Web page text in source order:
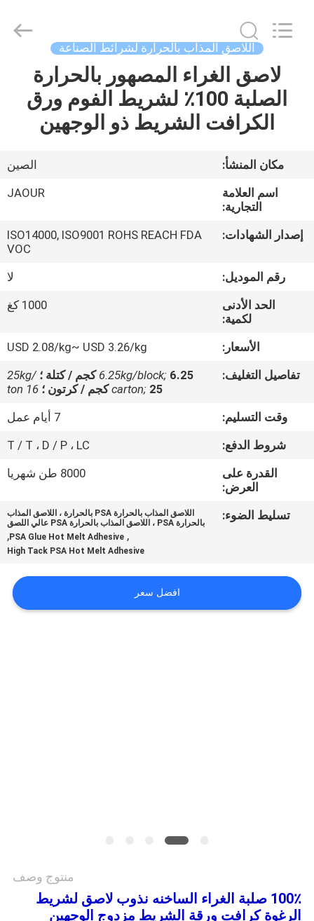
منتجات
معلومات
جولة
مراقبة
اتصل
أخبار
القضايا
اطلب
أسعار
Adhesive
Products
اللاصق المذاب بالحرارة لشرائط الصناعة
لاصق الغراء المصهور بالحرارة
الصلبة 100٪ لشريط الفوم ورق
الكرافت الشريط ذو الوجهين
مكان المنشأ:
الصين
اسم العلامة
التجارية:
JAOUR
إصدار الشهادات:
ISO14000, ISO9001 ROHS REACH FDA
VOC
رقم الموديل:
لا
الحد الأدنى
لكمية:
1000 كغ
الأسعار:
USD 2.08/kg~ USD 3.26/kg
تفاصيل التغليف:
6.25kg/block; 6.25 كجم / كتلة ؛
25kg/
carton; 25 كجم / كرتون ؛
16 ton
وقت التسليم:
7 أيام عمل
شروط الدفع:
T / T ، D / P ، LC
القدرة على
العرض:
8000 طن شهريا
تسليط الضوء:
اللاصق المذاب بالحرارة PSA بالحرارة ، اللاصق المذاب
بالحرارة PSA ، اللاصق المذاب بالحرارة PSA عالي اللصق
,
PSA Glue Hot Melt Adhesive
,
High Tack PSA Hot Melt Adhesive
افضل سعر
منتوج وصف
100٪ صلبة الغراء الساخنه نذوب لاصق لشريط
الرغوة كرافت ورقة الشريط مزدوج الوجهين